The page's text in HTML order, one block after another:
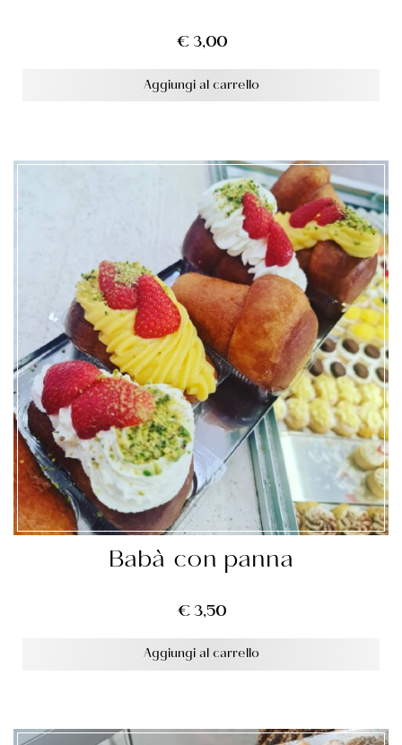
Aggiungi al carrello
€3,00
Babà con panna
Aggiungi al carrello
€3,50